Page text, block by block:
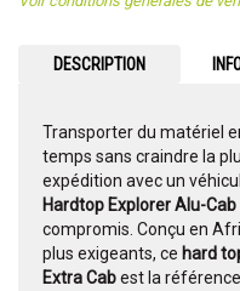
DESCRIPTION
Transporter du matériel
temps sans craindre la
expédition avec un
Hardtop Explorer Alu-Cab
compromis. Conçu en
plus exigeants, ce hard
Extra Cabest la